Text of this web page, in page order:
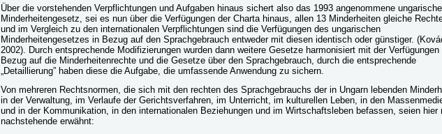
Über die vorstehenden Verpflichtungen und Aufgaben hinaus sichert also das 1993 angenommene ungarische
Minderheitengesetz, sei es nun über die Verfügungen der Charta hinaus, allen 13 Minderheiten gleiche
und im Vergleich zu den internationalen Verpflichtungen sind die Verfügungen des ungarischen
Minderheitengesetzes in Bezug auf den Sprachgebrauch entweder mit diesen identisch oder günstiger.
2002). Durch entsprechende Modifizierungen wurden dann weitere Gesetze harmonisiert mit der Verfügungen
Bezug auf die Minderheitenrechte und die Gesetze über den Sprachgebrauch, durch die entsprechende
„Detaillierung” haben diese die Aufgabe, die umfassende Anwendung zu sichern.
Von mehreren Rechtsnormen, die sich mit den rechten des Sprachgebrauchs der in Ungarn lebenden
in der Verwaltung, im Verlaufe der Gerichtsverfahren, im Unterricht, im kulturellen Leben, in den
und in der Kommunikation, in den internationalen Beziehungen und im Wirtschaftsleben befassen, seien hier
nachstehende erwähnt: